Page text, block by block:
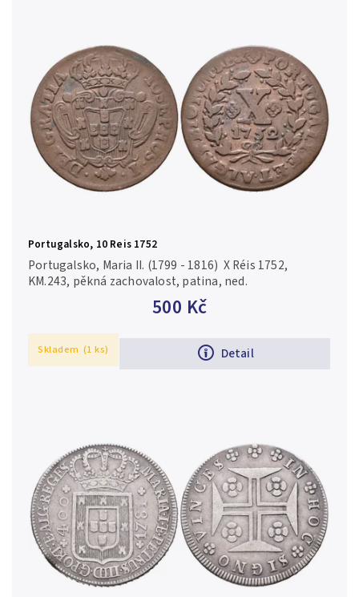
Chronologicky
Portugalsko, 10 Reis 1752
500 Kč
Detail
Portugalsko, Maria II. (1799 - 1816) X Réis 1752,
KM.243, pěkná zachovalost, patina, ned.
Skladem (1 ks)